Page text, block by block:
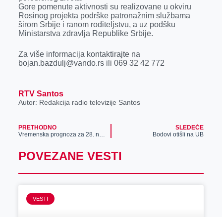
Gore pomenute aktivnosti su realizovane u okviru
Rosinog projekta podrške patronažnim službama
širom Srbije i ranom roditeljstvu, a uz podšku
Ministarstva zdravlja Republike Srbije.
Za više informacija kontaktirajte na
bojan.bazdulj@vando.rs ili 069 32 42 772
RTV Santos
Autor: Redakcija radio televizije Santos
PRETHODNO
Vremenska prognoza za 28. novembar
SLEDEĆE
Bodovi otišli na UB
POVEZANE VESTI
VESTI